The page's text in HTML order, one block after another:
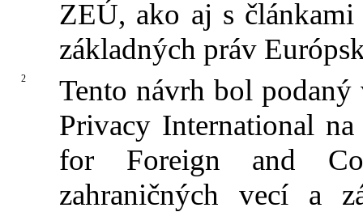
ZEÚ, ako aj s
základných práv
2
Tento návrh bol
Privacy International
for Foreign and
zahraničných vecí a